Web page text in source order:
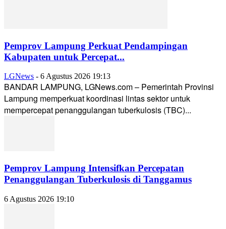
Pemprov Lampung Perkuat Pendampingan
Kabupaten untuk Percepat...
LGNews - 6 Agustus 2026 19:13
BANDAR LAMPUNG, LGNews.com – Pemerintah Provinsi
Lampung memperkuat koordinasi lintas sektor untuk
mempercepat penanggulangan tuberkulosis (TBC)...
Pemprov Lampung Intensifkan Percepatan
Penanggulangan Tuberkulosis di Tanggamus
6 Agustus 2026 19:10